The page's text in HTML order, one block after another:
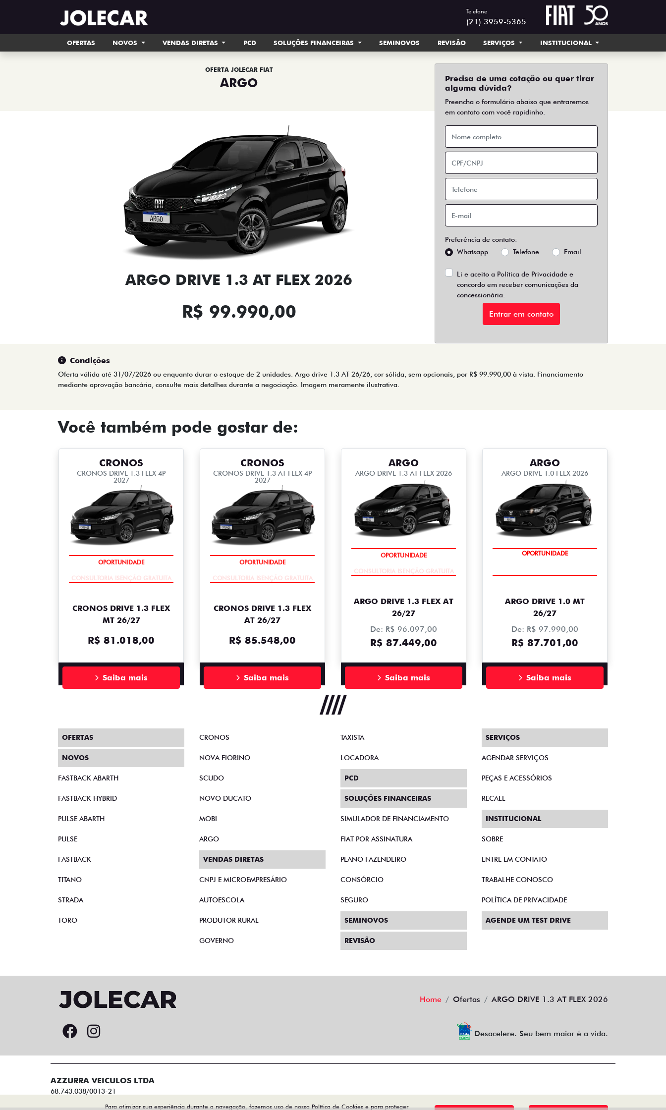
Telefone
(21) 3959-5365
OFERTAS NOVOS VENDAS DIRETAS PCD SOLUÇÕES FINANCEIRAS SEMINOVOS REVISÃO SERVIÇOS INSTITUCIONAL
OFERTA JOLECAR FIAT
ARGO
ARGO DRIVE 1.3 AT FLEX 2026
R$ 99.990,00
Precisa de uma cotação ou quer tirar
alguma dúvida?
Preencha o formulário abaixo que entraremos
em contato com você rapidinho.
Preferência de contato:
Whatsapp
Telefone Email
Li e aceito a Política de Privacidade e
concordo em receber comunicações da
concessionária.
Entrar em contato
Condições
Oferta válida até 31/07/2026 ou enquanto durar o estoque de 2 unidades. Argo drive 1.3 AT 26/26, cor sólida, sem opcionais, por R$ 99.990,00 à vista. Financiamento
mediante aprovação bancária, consulte mais detalhes durante a negociação. Imagem meramente ilustrativa.
Você também pode gostar de:
CRONOS
CRONOS DRIVE 1.3 FLEX 4P
2027
CONSULTORIA ISENÇÃO GRATUITA
CRONOS DRIVE 1.3 FLEX
MT 26/27
R$ 81.018,00
Saiba mais
CRONOS
CRONOS DRIVE 1.3 AT FLEX 4P
2027
CONSULTORIA ISENÇÃO GRATUITA
CRONOS DRIVE 1.3 FLEX
AT 26/27
R$ 85.548,00
Saiba mais
ARGO
ARGO DRIVE 1.3 AT FLEX 2026
CONSULTORIA ISENÇÃO GRATUITA
ARGO DRIVE 1.3 FLEX AT
26/27
De: R$ 96.097,00
R$ 87.449,00
Saiba mais
ARGO
ARGO DRIVE 1.0 FLEX 2026
OPORTUNIDADE
ARGO DRIVE 1.0 MT
26/27
De: R$ 97.990,00
R$ 87.701,00
Saiba mais
OFERTAS
NOVOS
FASTBACK ABARTH
FASTBACK HYBRID
PULSE ABARTH
PULSE
FASTBACK
TITANO
STRADA
TORO
CRONOS
NOVA FIORINO
SCUDO
NOVO DUCATO
MOBI
ARGO
VENDAS DIRETAS
CNPJ E MICROEMPRESÁRIO
AUTOESCOLA
PRODUTOR RURAL
GOVERNO
TAXISTA
LOCADORA
PCD
SOLUÇÕES FINANCEIRAS
SIMULADOR DE FINANCIAMENTO
FIAT POR ASSINATURA
PLANO FAZENDEIRO
CONSÓRCIO
SEGURO
SEMINOVOS
REVISÃO
SERVIÇOS
AGENDAR SERVIÇOS
PEÇAS E ACESSÓRIOS
RECALL
INSTITUCIONAL
SOBRE
ENTRE EM CONTATO
TRABALHE CONOSCO
POLÍTICA DE PRIVACIDADE
AGENDE UM TEST DRIVE
Home Ofertas ARGO DRIVE 1.3 AT FLEX 2026
Desacelere. Seu bem maior é a vida.
AZZURRA VEICULOS LTDA
68.743.038/0013-21
Para otimizar sua experiência durante a navegação, fazemos uso de nossa Política de Cookies e para proteger